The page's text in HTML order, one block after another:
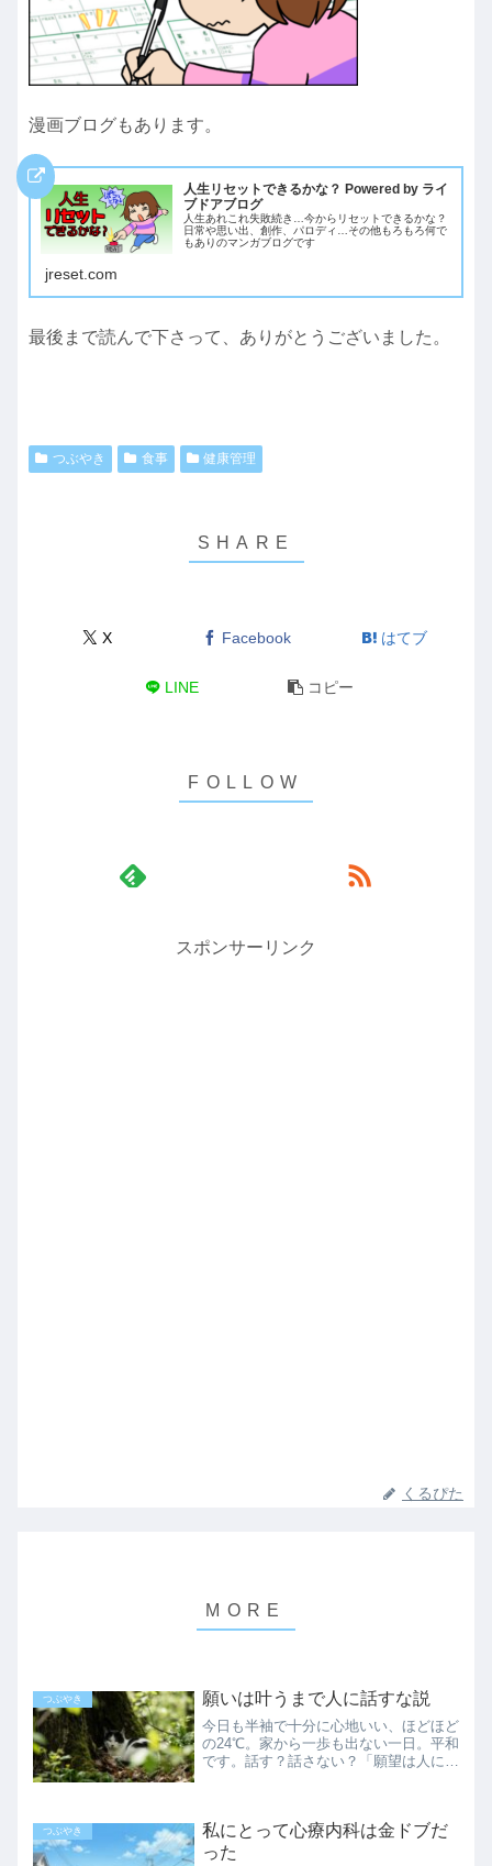
漫画ブログもあります。
人生リセットできるかな？ Powered by ライ
ブドアブログ
人生あれこれ失敗続き…今からリセットできるかな？
日常や思い出、創作、パロディ…その他もろもろ何で
もありのマンガブログです
jreset.com
最後まで読んで下さって、ありがとうございました。
つぶやき 食事 健康管理
X Facebook はてブ
LINE コピー
スポンサーリンク
くるぴた
つぶやき 願いは叶うまで人に話すな説
今日も半袖で十分に心地いい、ほどほど
の24℃。家から一歩も出ない一日。平和
です。話す？話さない？「願望は人に話
だと、話すと叶わないこ...
つぶやき
私にとって心療内科は金ドブだ
った